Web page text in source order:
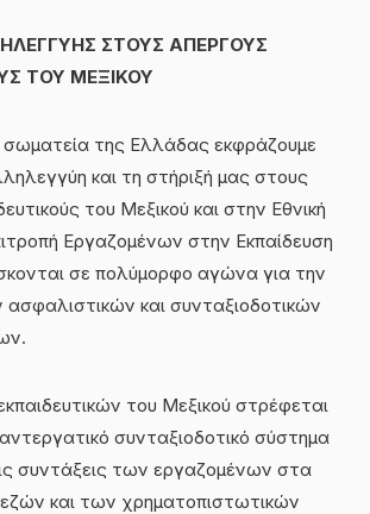
ΣΤΟΥΣ ΑΠΕΡΓΟΥΣ
ΤΟΥ ΜΕΞΙΚΟΥ
σωματεία της Ελλάδας εκφράζουμε
και τη στήριξή μας στους
του Μεξικού και στην Εθνική
Εργαζομένων στην Εκπαίδευση
σε πολύμορφο αγώνα για την
και συνταξιοδοτικών
του Μεξικού στρέφεται
συνταξιοδοτικό σύστημα
συντάξεις των εργαζομένων στα
και των χρηματοπιστωτικών